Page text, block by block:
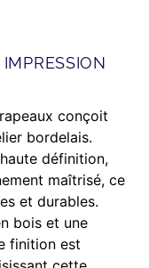
conçoit
bordelais.
définition,
maîtrisé, ce
et durables.
bois et une
finition est